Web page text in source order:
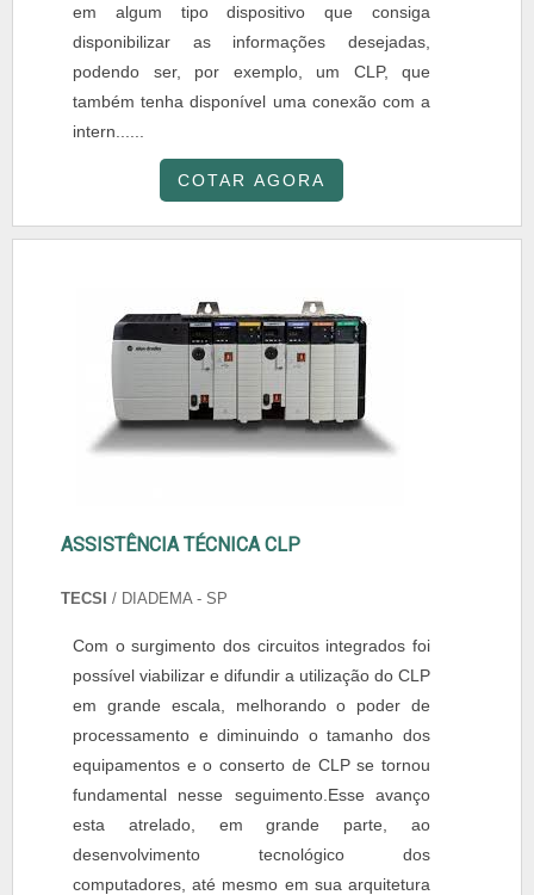
em algum tipo dispositivo que consiga
disponibilizar as informações desejadas,
podendo ser, por exemplo, um CLP, que
também tenha disponível uma conexão com a
intern......
COTAR AGORA
ASSISTÊNCIA TÉCNICA CLP
TECSI / DIADEMA - SP
Com o surgimento dos circuitos integrados foi
possível viabilizar e difundir a utilização do CLP
em grande escala, melhorando o poder de
processamento e diminuindo o tamanho dos
equipamentos e o conserto de CLP se tornou
fundamental nesse seguimento.Esse avanço
esta atrelado, em grande parte, ao
desenvolvimento tecnológico dos
computadores, até mesmo em sua arquitetura